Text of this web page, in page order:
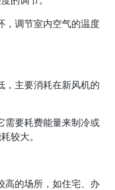
，调节室内空气的温度
，主要消耗在新风机的
需要耗费能量来制冷或
较大。
高的场所，如住宅、办